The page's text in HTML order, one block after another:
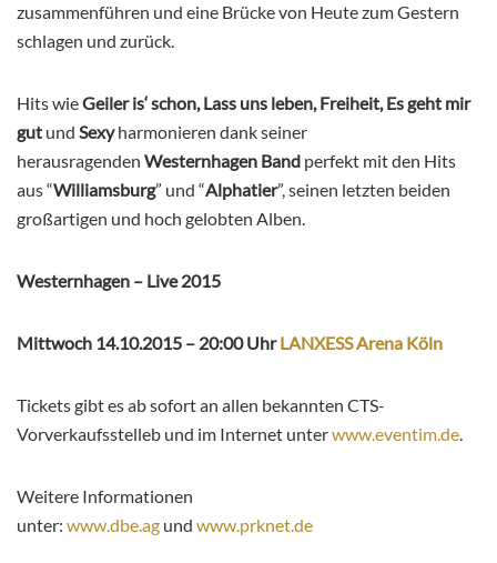
zusammenführen und eine Brücke von Heute zum Gestern
schlagen und zurück.
Hits wieGeiler is‘ schon, Lass uns leben, Freiheit, Es geht mir
gut und Sexyharmonieren dank seiner
herausragenden Westernhagen Band perfekt mit den Hits
aus “Williamsburg” und “Alphatier”, seinen letzten beiden
großartigen und hoch gelobten Alben.
Westernhagen – Live 2015
Mittwoch 14.10.2015 – 20:00 UhrLANXESS Arena Köln
Tickets gibt es ab sofort an allen bekannten CTS-
Vorverkaufsstelleb und im Internet unterwww.eventim.de.
Weitere Informationen
unter: www.dbe.ag und www.prknet.de